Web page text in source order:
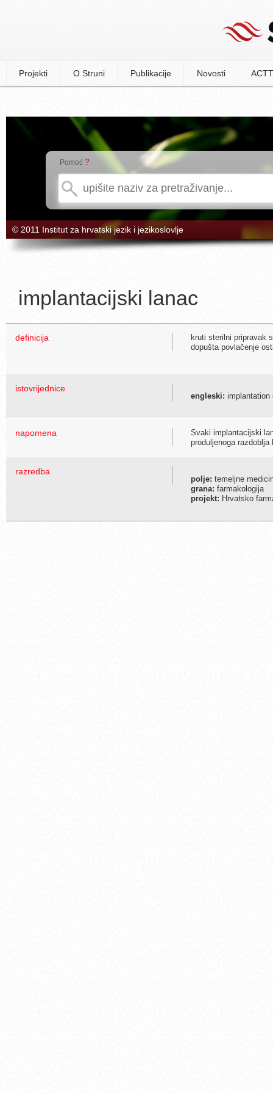
Projekti O Struni Publikacije Novosti
Pomoć ?
© 2011 Institut za hrvatski jezik i jezikoslovlje
implantacijski lanac
definicija
kruti sterilni pripravak
dopušta povlačenje
istovrijednice
engleski: implantation
napomena
Svaki implantacijski
produljenoga
razredba
polje: temeljne
grana: farmakologija
projekt: Hrvatsko